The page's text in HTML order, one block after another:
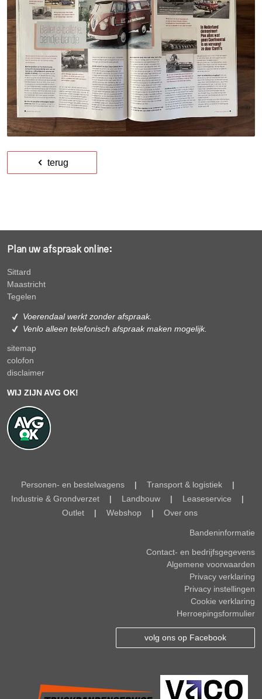
terug
Plan uw afspraak online:
Sittard
Maastricht
Tegelen
Voerendaal werkt zonder afspraak.
Venlo alleentelefonisch afspraak maken mogelijk.
sitemap
colofon
disclaimer
WIJ ZIJN AVG OK!
Personen- en bestelwagens Transport & logistiek
Industrie & Grondverzet
Landbouw Leaseservice
Outlet
Webshop Over ons
Bandeninformatie
Contact- en bedrijfsgegevens
Algemene voorwaarden
Privacy verklaring
Privacy instellingen
Cookie verklaring
Herroepingsformulier
volg ons op Facebook